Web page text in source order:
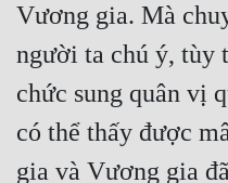
Vương gia. Mà
người ta chú ý, tùy
chức sung quân vị
có thể thấy được
gia và Vương gia